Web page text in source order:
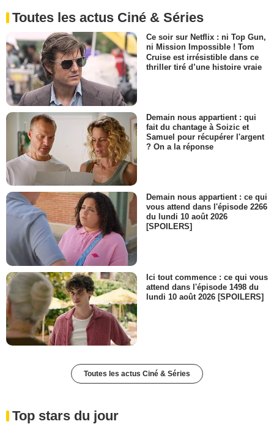
Toutes les actus Ciné & Séries
Ce soir sur Netflix : ni Top Gun,
ni Mission Impossible ! Tom
Cruise est irrésistible dans ce
thriller tiré d’une histoire vraie
Demain nous appartient : qui
fait du chantage à Soizic et
Samuel pour récupérer l'argent
? On a la réponse
Demain nous appartient : ce qui
vous attend dans l'épisode 2266
du lundi 10 août 2026
[SPOILERS]
Ici tout commence : ce qui vous
attend dans l'épisode 1498 du
lundi 10 août 2026 [SPOILERS]
Toutes les actus Ciné & Séries
Top stars du jour